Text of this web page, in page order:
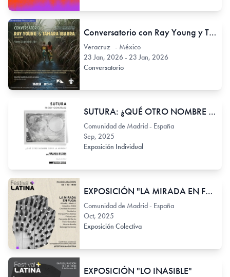
Conversatorio con Ray Young y Tamara Ibarra en torno al cortometraje: "Hermanxs del Yam"
Veracruz - México
23 Jan, 2026 - 23 Jan, 2026
Conversatorio
SUTURA: ¿QUÉ OTRO NOMBRE TIENE LA HERIDA? - FREISY GONZALEZ
Comunidad de Madrid - España
Sep, 2025
Exposición Individual
EXPOSICIÓN "LA MIRADA EN FUGA"
Comunidad de Madrid - España
Oct, 2025
Exposición Colectiva
EXPOSICIÓN "LO INASIBLE"